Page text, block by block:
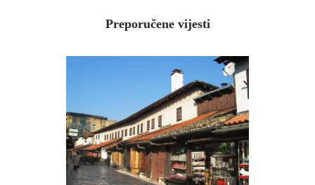
Preporučene vijesti